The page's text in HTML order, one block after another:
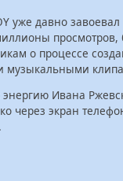
уже давно
просмотров,
о процессе
музыкальными
Ивана
через экран